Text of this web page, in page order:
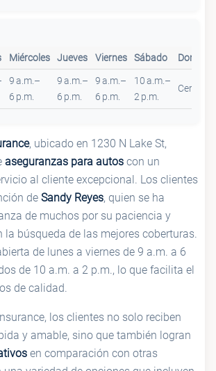
Miércoles Jueves Viernes Sábado
9 a.m.–
6 p.m.
9 a.m.–
6 p.m.
9 a.m.–
6 p.m.
10 a.m.–
2 p.m.
Cerrado
, ubicado en 1230 N Lake St,
aseguranzas para autos con un
al cliente excepcional. Los clientes
de Sandy Reyes, quien se ha
de muchos por su paciencia y
la búsqueda de las mejores coberturas.
de lunes a viernes de 9 a.m. a 6
de 10 a.m. a 2 p.m., lo que facilita el
de calidad.
los clientes no solo reciben
y amable, sino que también logran
en comparación con otras